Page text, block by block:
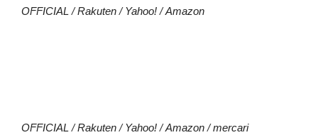
OFFICIAL /Rakuten/Yahoo!/Amazon
OFFICIAL /Rakuten/Yahoo!/Amazon/mercari